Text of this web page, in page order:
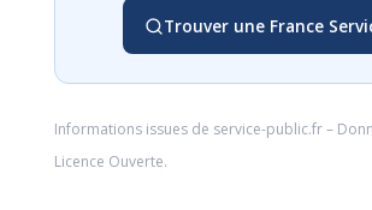
Trouver une France
Informations issues de service-public.fr–
Licence Ouverte.